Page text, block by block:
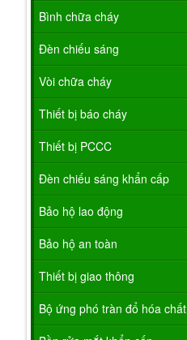
Bình chữa cháy
Đèn chiếu sáng
Vòi chữa cháy
Thiết bị báo cháy
Thiết bị PCCC
Đèn chiếu sáng khẩn cấp
Bảo hộ lao động
Bảo hộ an toàn
Thiết bị giao thông
Bộ ứng phó tràn đổ hóa chất